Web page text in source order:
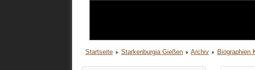
Startseite Starkenburgia Gießen Archiv Biographien